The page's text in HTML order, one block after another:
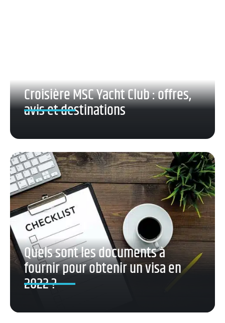
Croisière MSC Yacht Club : offres,
avis et destinations
Quels sont les documents à
fournir pour obtenir un visa en
2022 ?